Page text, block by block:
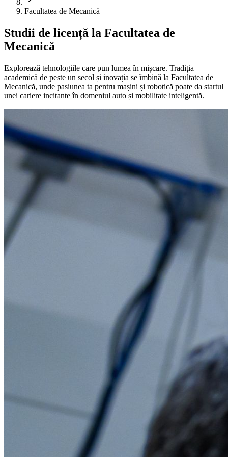
Facultatea de Mecanică
Studii de licență la Facultatea de
Mecanică
Explorează tehnologiile care pun lumea în mișcare. Tradiția
academică de peste un secol și inovația se îmbină la Facultatea de
Mecanică, unde pasiunea ta pentru mașini și robotică poate da startul
unei cariere incitante în domeniul auto și mobilitate inteligentă.